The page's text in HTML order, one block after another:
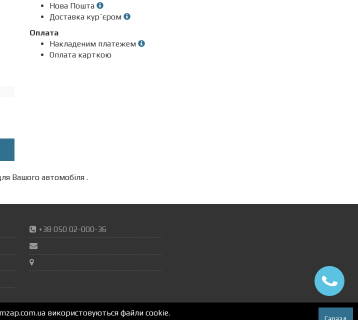
Нова Пошта
Доставка кур`єром
Оплата
Накладеним платежем
Оплата карткою
Вашого автомобіля .
+38 050 02-000-36
використовуються файли cookie.
Гаразд